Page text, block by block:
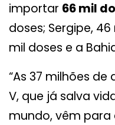
importar 66 mil
doses; Sergipe,
mil doses e a
“As 37 milhões
V, que já salva
mundo, vêm